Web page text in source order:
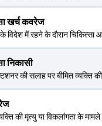
खर्च कवरेज
विदेश में रहने के दौरान चिकित्सा
निकासी
की सलाह पर बीमित व्यक्ति
की मृत्यु या विकलांगता के